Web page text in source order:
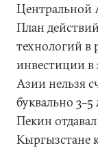
Центральной
План
технологий в
инвестиции
Азии нельзя
буквально
Пекин
Кыргызстане